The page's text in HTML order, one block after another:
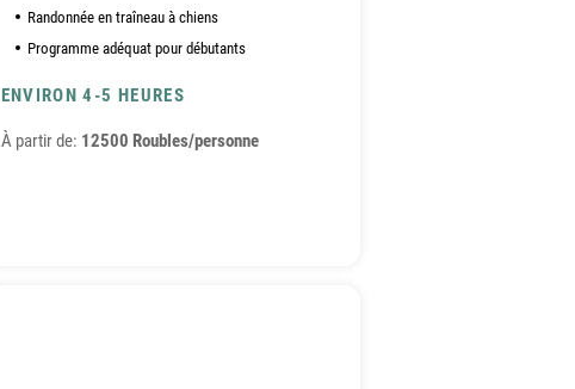
Randonnée en traîneau à chiens
Programme adéquat pour débutants
ENVIRON 4-5 HEURES
À partir de: 12500 Roubles/personne